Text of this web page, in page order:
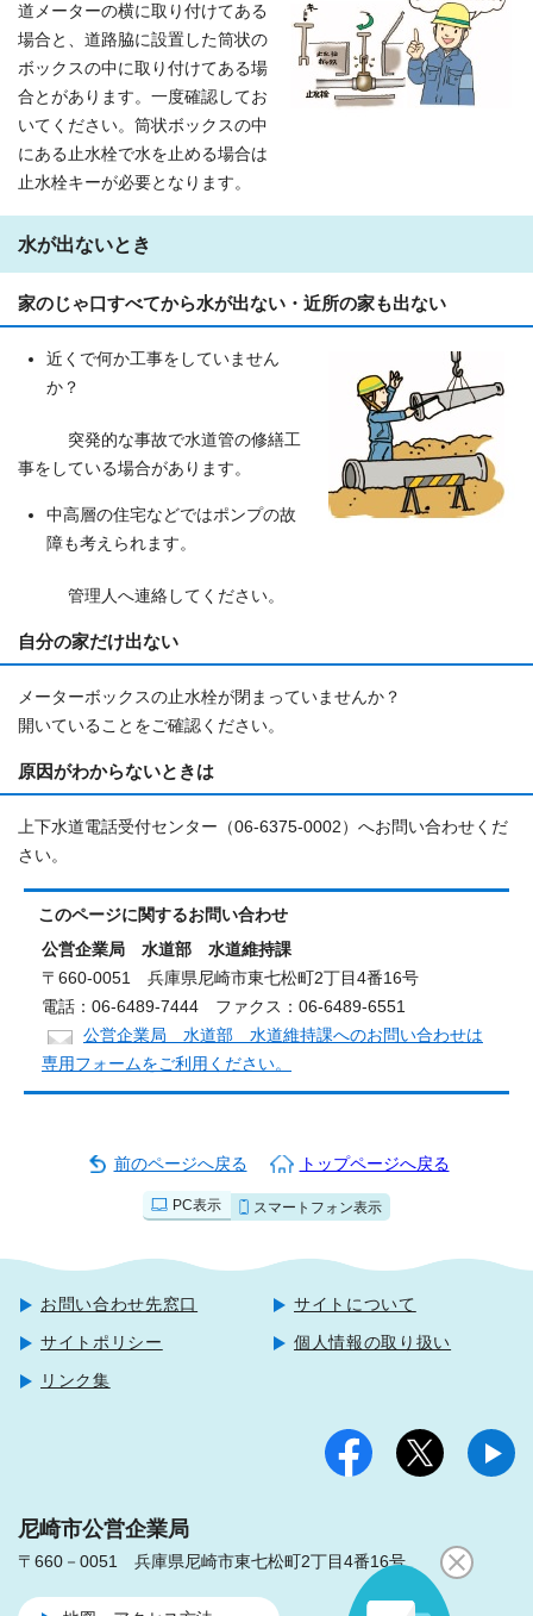
道メーターの横に取り付けてある
場合と、道路脇に設置した筒状の
ボックスの中に取り付けてある場
合とがあります。一度確認してお
いてください。筒状ボックスの中
にある止水栓で水を止める場合は
止水栓キーが必要となります。
水が出ないとき
家のじゃ口すべてから水が出ない・近所の家も出ない
近くで何か工事をしていません
か？
突発的な事故で水道管の修繕工
事をしている場合があります。
中高層の住宅などではポンプの故
障も考えられます。
管理人へ連絡してください。
自分の家だけ出ない
メーターボックスの止水栓が閉まっていませんか？
開いていることをご確認ください。
原因がわからないときは
上下水道電話受付センター（06-6375-0002）へお問い合わせくだ
さい。
このページに関するお問い合わせ
公営企業局 水道部 水道維持課
〒660-0051 兵庫県尼崎市東七松町2丁目4番16号
電話：06-6489-7444 ファクス：06-6489-6551
公営企業局 水道部 水道維持課へのお問い合わせは
専用フォームをご利用ください。
前のページへ戻る トップページへ戻る
PC表示 スマートフォン表示
お問い合わせ先窓口 サイトについて
サイトポリシー 個人情報の取り扱い
リンク集
尼崎市公営企業局
〒660－0051 兵庫県尼崎市東七松町2丁目4番16号